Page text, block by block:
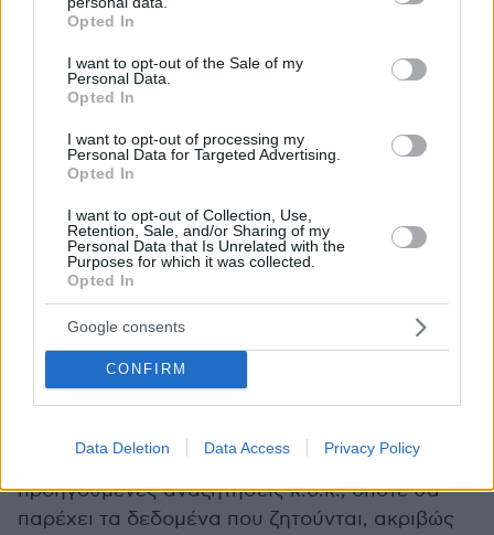
grant or deny consent to Google and its third-party tags to
use your data for below specified purposes in below Google
consent section.
Opted In
I want to opt-out of the Sale of my
Personal Data.
Opted In
I want to opt-out of processing my
Personal Data for Targeted Advertising.
Opted In
I want to opt-out of Collection, Use,
Retention, Sale, and/or Sharing of my
Personal Data that Is Unrelated with the
Purposes for which it was collected.
Opted In
Google consents
CONFIRM
Data Deletion Data Access Privacy Policy
κώδικας για τις ψηφιακές εφαρμογές. Αλλά
εξίσου χρήσιμη αποδεικνύεται η επέμβαση του
ChatGPT για την απλούστευση και εκλαΐκευση
θετικών επιστημών και όχι μόνο. Ετσι, όταν το
ChatGPT θα είναι ελεύθερα προσβάσιμο για το
τρύπες του Διαστήματος και πώς αναγκάζουν
τον χρόνο να ακολουθήσει καμπύλη τροχιά ή
οτιδήποτε παρόμοιο, αντί για αναζήτηση στο
Google, η πληροφορία θα παρέχεται από το
ChatGPT.
Το οποίο θα γνωρίζει ήδη το γνωστικό και
ξεχωριστά, θα λαμβάνει υπόψη του
προηγούμενες αναζητήσεις κ.ο.κ., οπότε θα
παρέχει τα δεδομένα που ζητούνται, ακριβώς